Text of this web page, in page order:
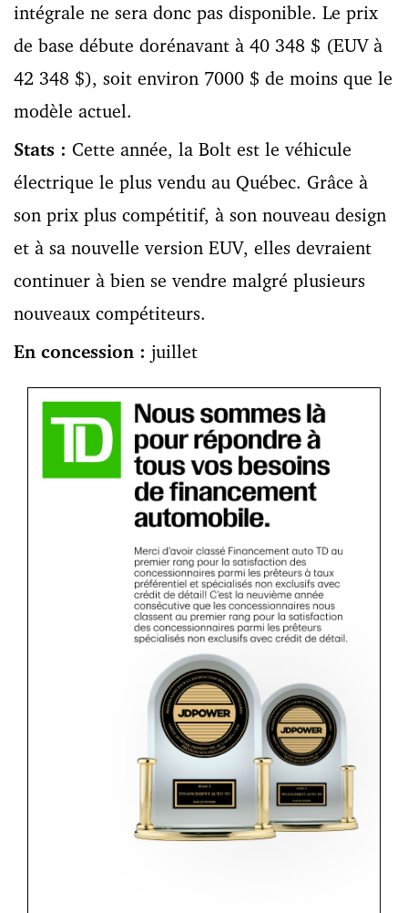
intégrale ne sera donc pas disponible. Le prix
de base débute dorénavant à 40 348 $ (EUV à
42 348 $), soit environ 7000 $ de moins que le
modèle actuel.
Stats : Cette année, la Bolt est le véhicule
électrique le plus vendu au Québec. Grâce à
son prix plus compétitif, à son nouveau design
et à sa nouvelle version EUV, elles devraient
continuer à bien se vendre malgré plusieurs
nouveaux compétiteurs.
En concession : juillet